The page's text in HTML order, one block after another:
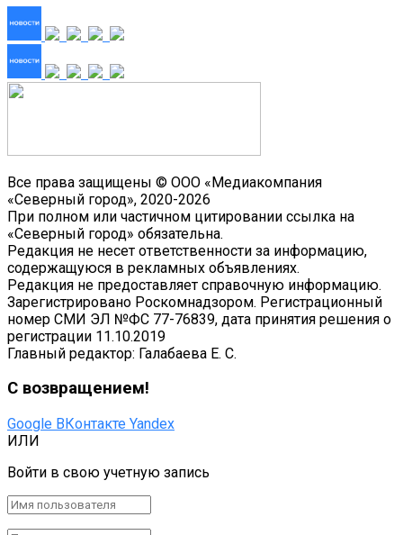
Все права защищены © ООО «Медиакомпания
«Северный город», 2020-2026
При полном или частичном цитировании ссылка на
«Северный город» обязательна.
Редакция не несет ответственности за информацию,
содержащуюся в рекламных объявлениях.
Редакция не предоставляет справочную информацию.
Зарегистрировано Роскомнадзором. Регистрационный
номер СМИ ЭЛ №ФС 77-76839, дата принятия решения о
регистрации 11.10.2019
Главный редактор: Галабаева Е. С.
С возвращением!
Google ВКонтакте Yandex
ИЛИ
Войти в свою учетную запись